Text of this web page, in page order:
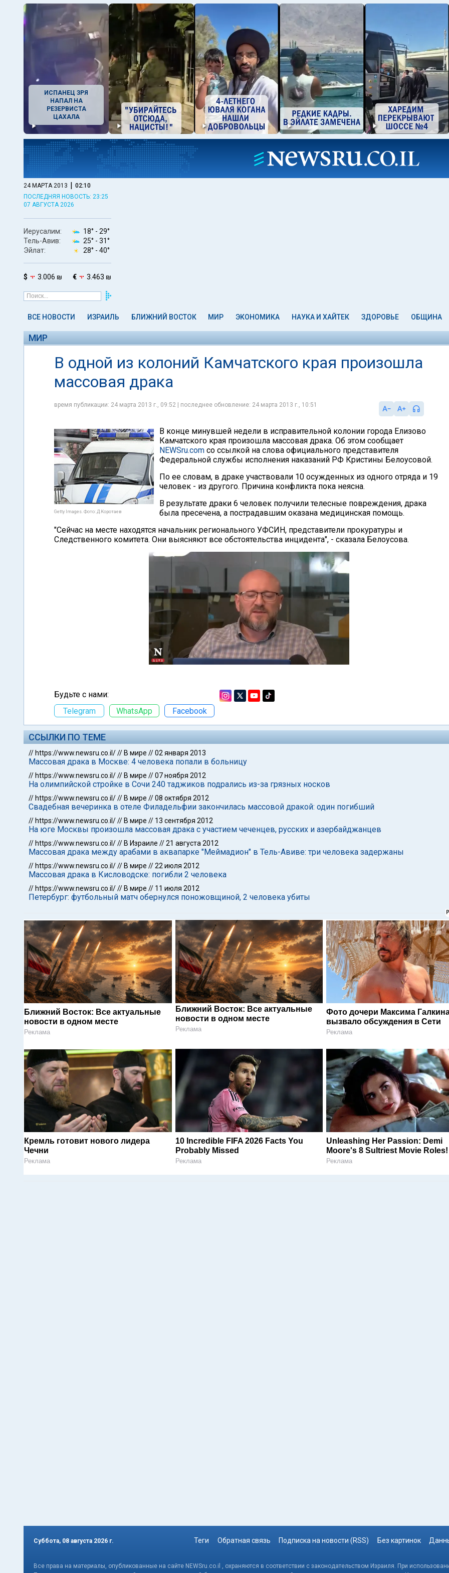
ИСПАНЕЦ ЗРЯ
НАПАЛ НА
РЕЗЕРВИСТА
ЦАХАЛА
24 МАРТА 2013 | 02:10
ПОСЛЕДНЯЯ НОВОСТЬ: 23:25
07 АВГУСТА 2026
Иерусалим: 18° - 29°
Тель-Авив:
25° - 31°
Эйлат:
28° - 40°
$ 3.006 ₪ € 3.463 ₪
ВСЕ НОВОСТИ ИЗРАИЛЬ БЛИЖНИЙ ВОСТОК МИР ЭКОНОМИКА НАУКА И ХАЙТЕК ЗДОРОВЬЕ ОБЩИНА
МИР
В одной из колоний Камчатского края произошла
массовая драка
время публикации: 24 марта 2013 г., 09:52 | последнее обновление: 24 марта 2013 г., 10:51
Getty Images. Фото: Д.Коротаев
В конце минувшей недели в исправительной колонии города Елизово
Камчатского края произошла массовая драка. Об этом сообщает
NEWSru.com со ссылкой на слова официального представителя
Федеральной службы исполнения наказаний РФ Кристины Белоусовой.
По ее словам, в драке участвовали 10 осужденных из одного отряда и 19
человек - из другого. Причина конфликта пока неясна.
В результате драки 6 человек получили телесные повреждения, драка
была пресечена, а пострадавшим оказана медицинская помощь.
"Сейчас на месте находятся начальник регионального УФСИН, представители прокуратуры и
Следственного комитета. Они выясняют все обстоятельства инцидента", - сказала Белоусова.
Будьте с нами:
Telegram
WhatsApp Facebook
ССЫЛКИ ПО ТЕМЕ
// https://www.newsru.co.il/// В мире //02 января 2013
Массовая драка в Москве: 4 человека попали в больницу
// https://www.newsru.co.il/// В мире //07 ноября 2012
На олимпийской стройке в Сочи 240 таджиков подрались из-за грязных носков
// https://www.newsru.co.il/// В мире //08 октября 2012
Свадебная вечеринка в отеле Филадельфии закончилась массовой дракой: один погибший
// https://www.newsru.co.il/// В мире // 13 сентября 2012
На юге Москвы произошла массовая драка с участием чеченцев, русских и азербайджанцев
// https://www.newsru.co.il/// В Израиле //21 августа 2012
Массовая драка между арабами в аквапарке "Меймадион" в Тель-Авиве: три человека задержаны
// https://www.newsru.co.il/// В мире //22 июля 2012
Массовая драка в Кисловодске: погибли 2 человека
// https://www.newsru.co.il/// В мире // 11 июля 2012
Петербург: футбольный матч обернулся поножовщиной, 2 человека убиты
Ближний Восток: Все актуальные
новости в одном месте
Реклама
Ближний Восток: Все актуальные
новости в одном месте
Реклама
Фото дочери Максима
вызвало обсуждения в Сети
Реклама
Кремль готовит нового лидера
Чечни
Реклама
10 Incredible FIFA 2026 Facts You
Probably Missed
Реклама
Unleashing Her Passion: Demi
Moore's 8 Sultriest Movie Roles!
Реклама
Суббота, 08 августа 2026 г. Теги Обратная связь Подписка на новости (RSS) Без картинок
Все права на материалы, опубликованные на сайте NEWSru.co.il , охраняются в соответствии с законодательством Израиля. При